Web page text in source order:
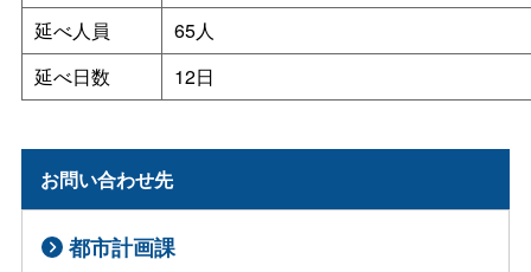
延べ人員
65人
延べ日数
12日
お問い合わせ先
都市計画課